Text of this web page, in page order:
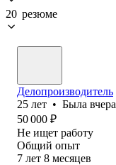
20 резюме
Делопроизводитель
25 лет • Была вчера
50 000 ₽
Не ищет работу
Общий опыт
7 лет 8 месяцев